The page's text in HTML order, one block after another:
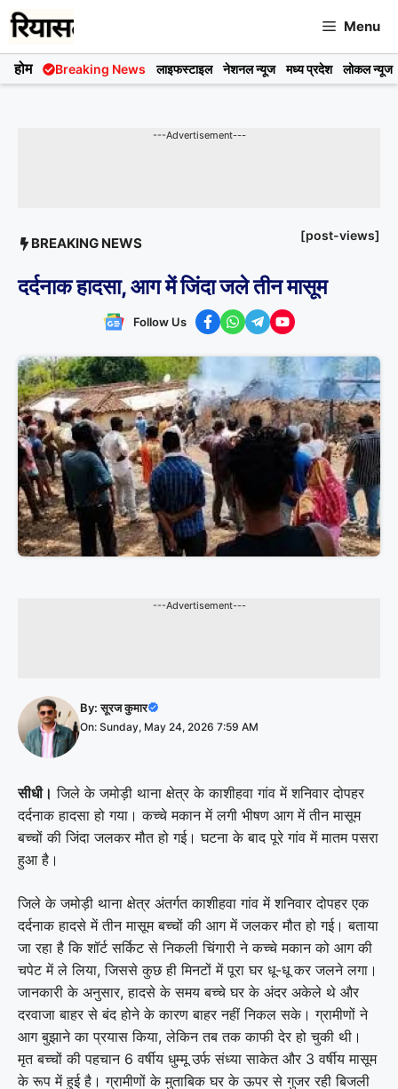
Skip
to
content
Menu
होम Breaking News लाइफस्टाइल नेशनल न्यूज मध्य प्रदेश लोकल न्यूज
---Advertisement---
BREAKING NEWS [post-views]
दर्दनाक हादसा, आग में जिंदा जले तीन मासूम
Follow Us
---Advertisement---
By:सूरज कुमार
On: Sunday, May 24, 2026 7:59 AM
सीधी। जिले के जमोड़ी थाना क्षेत्र के काशीहवा गांव में शनिवार दोपहर
दर्दनाक हादसा हो गया। कच्चे मकान में लगी भीषण आग में तीन मासूम
बच्चों की जिंदा जलकर मौत हो गई। घटना के बाद पूरे गांव में मातम पसरा
हुआ है।
जिले के जमोड़ी थाना क्षेत्र अंतर्गत काशीहवा गांव में शनिवार दोपहर एक
दर्दनाक हादसे में तीन मासूम बच्चों की आग में जलकर मौत हो गई। बताया
जा रहा है कि शॉर्ट सर्किट से निकली चिंगारी ने कच्चे मकान को आग की
चपेट में ले लिया, जिससे कुछ ही मिनटों में पूरा घर धू-धू कर जलने लगा।
जानकारी के अनुसार, हादसे के समय बच्चे घर के अंदर अकेले थे और
दरवाजा बाहर से बंद होने के कारण बाहर नहीं निकल सके। ग्रामीणों ने
आग बुझाने का प्रयास किया, लेकिन तब तक काफी देर हो चुकी थी।
मृत बच्चों की पहचान 6 वर्षीय धुम्मू उर्फ संध्या साकेत और 3 वर्षीय मासूम
के रूप में हुई है। ग्रामीणों के मुताबिक घर के ऊपर से गुजर रही बिजली